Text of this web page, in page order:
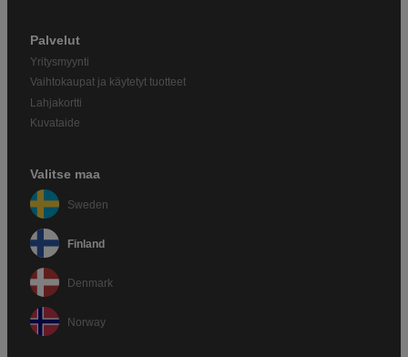
Palvelut
Yritysmyynti
Vaihtokaupat ja käytetyt tuotteet
Lahjakortti
Kuvataide
Valitse maa
Sweden
Finland
Denmark
Norway